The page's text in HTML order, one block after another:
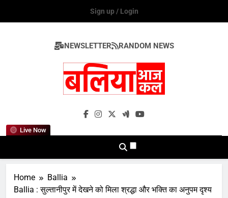
Sign up / Login
NEWSLETTER RANDOM NEWS
Live Now
Ballia Aaj Kal
Home
Ballia
Ballia : सुल्तानीपुर में देखने को मिला श्रद्धा और भक्ति का अनुपम दृश्य